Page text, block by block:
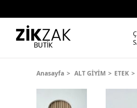
Anasayfa ALT GİYİM ETEK